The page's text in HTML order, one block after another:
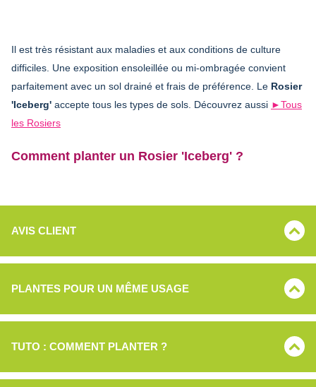
Il est très résistant aux maladies et aux conditions de culture
difficiles. Une exposition ensoleillée ou mi-ombragée convient
parfaitement avec un sol drainé et frais de préférence. Le Rosier
'Iceberg' accepte tous les types de sols. Découvrez aussi ►Tous
les Rosiers
Comment planter un Rosier 'Iceberg' ?
AVIS CLIENT
PLANTES POUR UN MÊME USAGE
TUTO : COMMENT PLANTER ?